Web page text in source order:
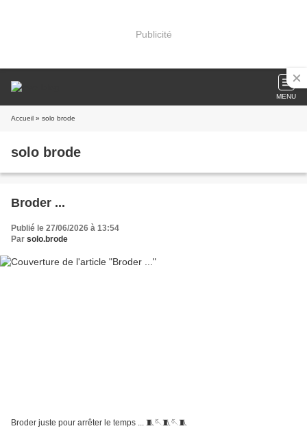
Publicité
MENU
Accueil » solo brode
solo brode
Broder ...
Publié le 27/06/2026 à 13:54
Par solo.brode
Broder juste pour arrêter le temps ... 🧵🪡🧵🪡🧵